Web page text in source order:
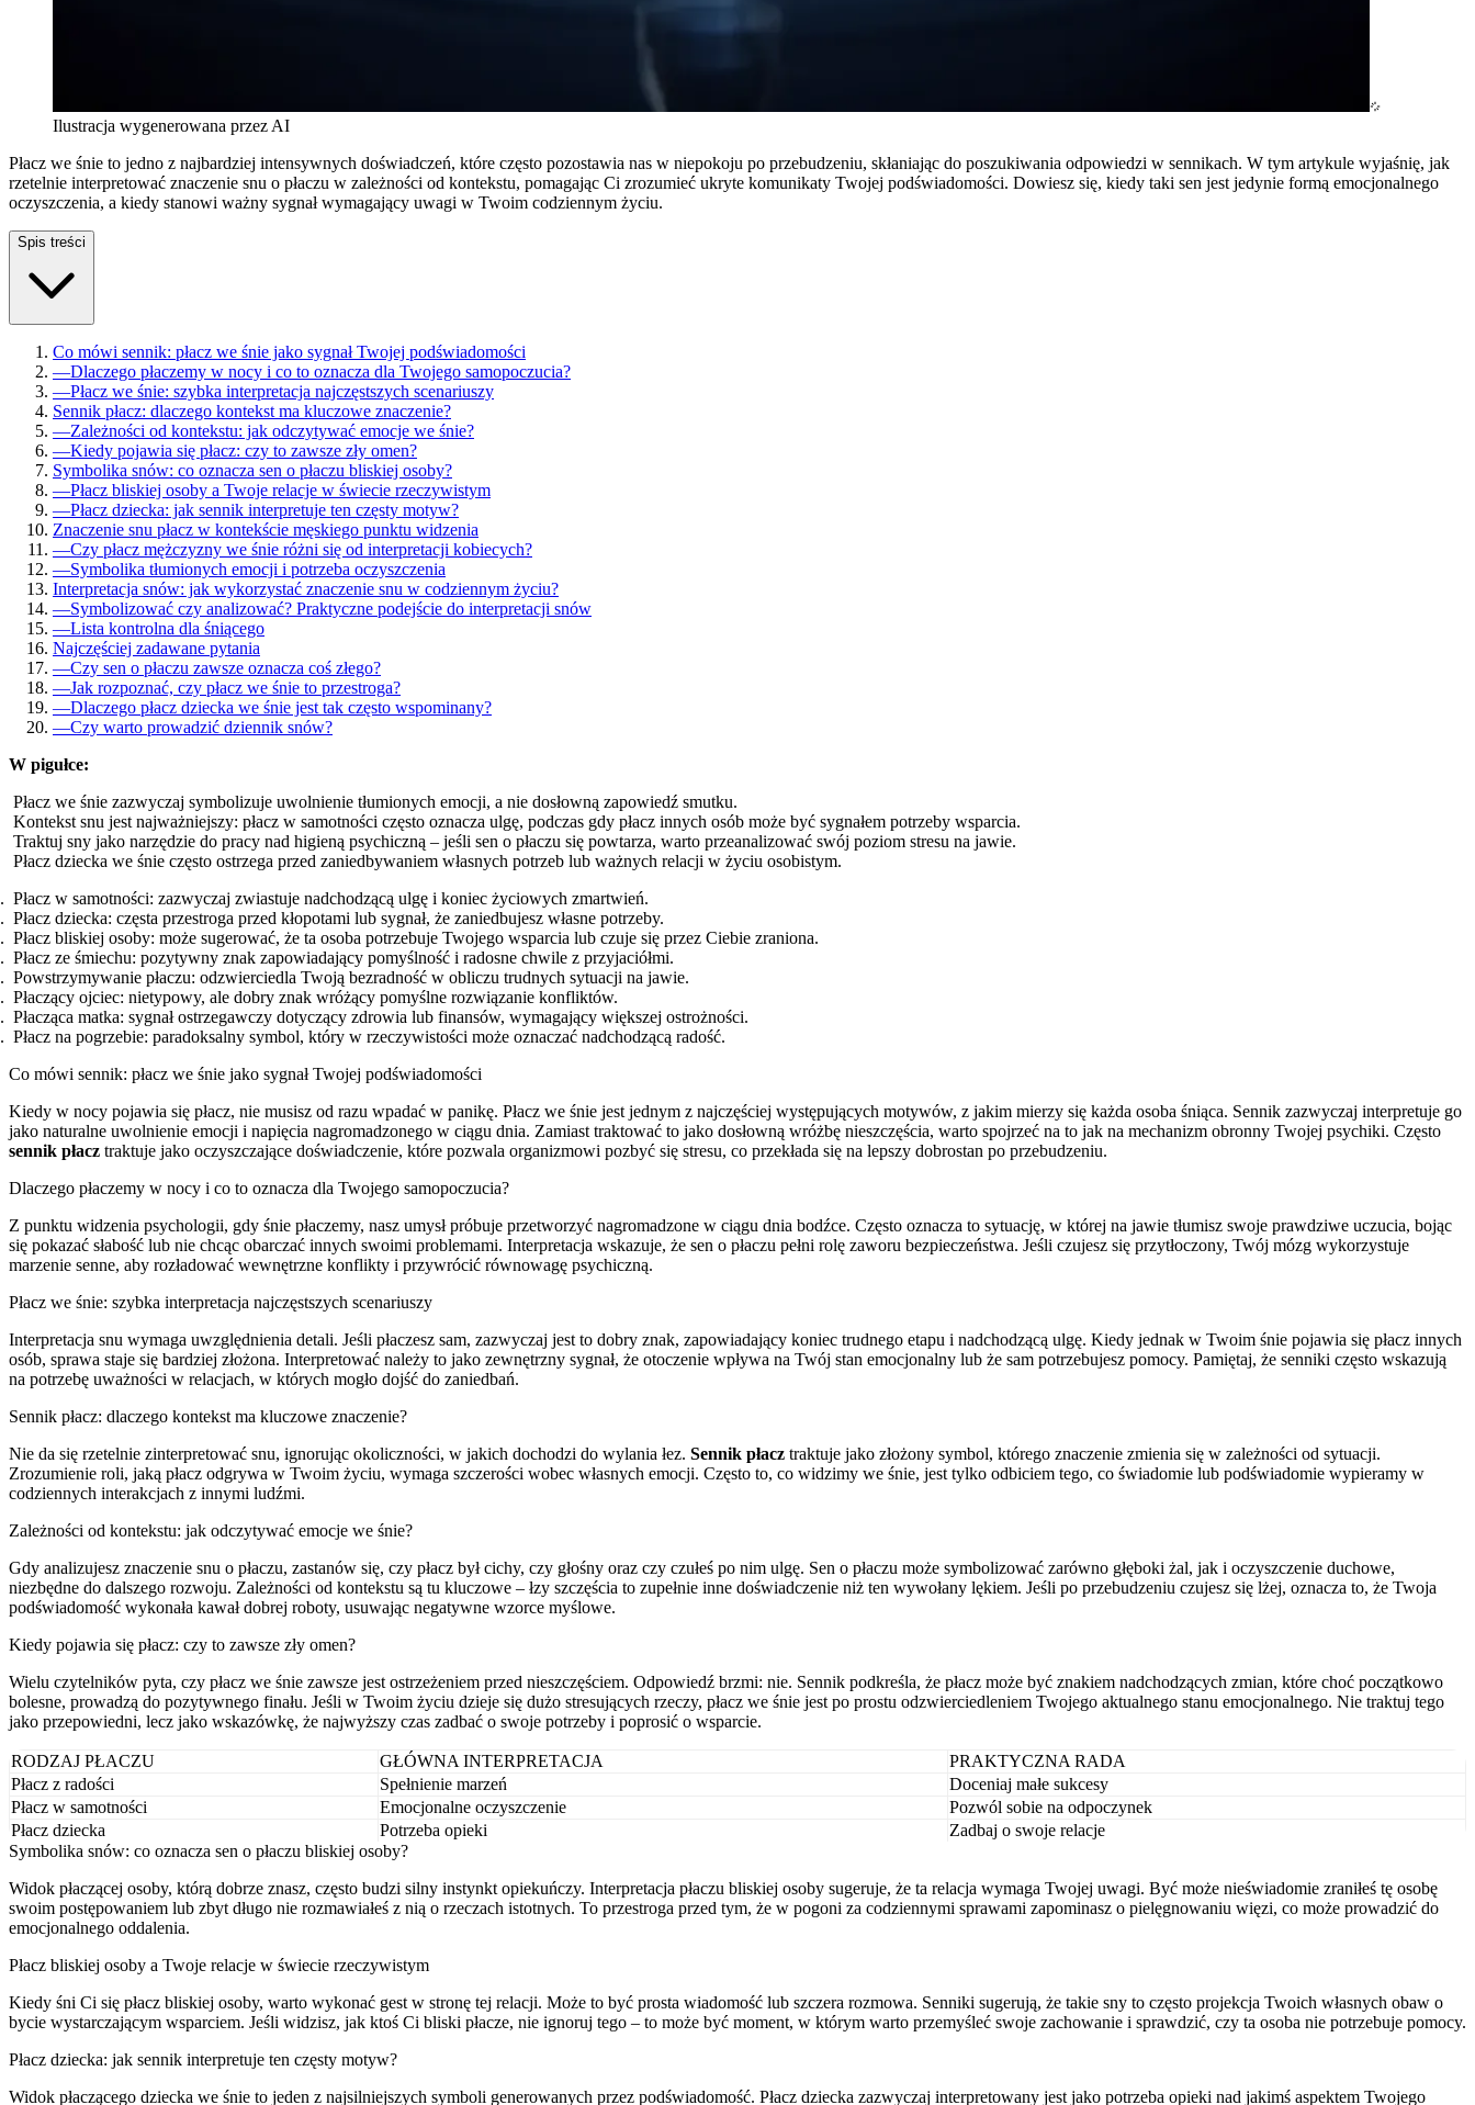
Ilustracja wygenerowana przez AI
Płacz we śnie to jedno z najbardziej intensywnych doświadczeń, które często pozostawia nas w niepokoju po przebudzeniu, skłaniając do poszukiwania odpowiedzi w sennikach. W tym artykule wyjaśnię, jak
rzetelnie interpretować znaczenie snu o płaczu w zależności od kontekstu, pomagając Ci zrozumieć ukryte komunikaty Twojej podświadomości. Dowiesz się, kiedy taki sen jest jedynie formą emocjonalnego
oczyszczenia, a kiedy stanowi ważny sygnał wymagający uwagi w Twoim codziennym życiu.
Spis treści
Co mówi sennik: płacz we śnie jako sygnał Twojej podświadomości
—Dlaczego płaczemy w nocy i co to oznacza dla Twojego samopoczucia?
—Płacz we śnie: szybka interpretacja najczęstszych scenariuszy
Sennik płacz: dlaczego kontekst ma kluczowe znaczenie?
—Zależności od kontekstu: jak odczytywać emocje we śnie?
—Kiedy pojawia się płacz: czy to zawsze zły omen?
Symbolika snów: co oznacza sen o płaczu bliskiej osoby?
—Płacz bliskiej osoby a Twoje relacje w świecie rzeczywistym
—Płacz dziecka: jak sennik interpretuje ten częsty motyw?
Znaczenie snu płacz w kontekście męskiego punktu widzenia
—Czy płacz mężczyzny we śnie różni się od interpretacji kobiecych?
—Symbolika tłumionych emocji i potrzeba oczyszczenia
Interpretacja snów: jak wykorzystać znaczenie snu w codziennym życiu?
—Symbolizować czy analizować? Praktyczne podejście do interpretacji snów
—Lista kontrolna dla śniącego
Najczęściej zadawane pytania
—Czy sen o płaczu zawsze oznacza coś złego?
—Jak rozpoznać, czy płacz we śnie to przestroga?
—Dlaczego płacz dziecka we śnie jest tak często wspominany?
—Czy warto prowadzić dziennik snów?
W pigułce:
Płacz we śnie zazwyczaj symbolizuje uwolnienie tłumionych emocji, a nie dosłowną zapowiedź smutku.
Kontekst snu jest najważniejszy: płacz w samotności często oznacza ulgę, podczas gdy płacz innych osób może być sygnałem potrzeby wsparcia.
Traktuj sny jako narzędzie do pracy nad higieną psychiczną – jeśli sen o płaczu się powtarza, warto przeanalizować swój poziom stresu na jawie.
Płacz dziecka we śnie często ostrzega przed zaniedbywaniem własnych potrzeb lub ważnych relacji w życiu osobistym.
Płacz w samotności: zazwyczaj zwiastuje nadchodzącą ulgę i koniec życiowych zmartwień.
Płacz dziecka: częsta przestroga przed kłopotami lub sygnał, że zaniedbujesz własne potrzeby.
Płacz bliskiej osoby: może sugerować, że ta osoba potrzebuje Twojego wsparcia lub czuje się przez Ciebie zraniona.
Płacz ze śmiechu: pozytywny znak zapowiadający pomyślność i radosne chwile z przyjaciółmi.
Powstrzymywanie płaczu: odzwierciedla Twoją bezradność w obliczu trudnych sytuacji na jawie.
Płaczący ojciec: nietypowy, ale dobry znak wróżący pomyślne rozwiązanie konfliktów.
Płacząca matka: sygnał ostrzegawczy dotyczący zdrowia lub finansów, wymagający większej ostrożności.
Płacz na pogrzebie: paradoksalny symbol, który w rzeczywistości może oznaczać nadchodzącą radość.
Co mówi sennik: płacz we śnie jako sygnał Twojej podświadomości
Kiedy w nocy pojawia się płacz, nie musisz od razu wpadać w panikę. Płacz we śnie jest jednym z najczęściej występujących motywów, z jakim mierzy się każda osoba śniąca. Sennik zazwyczaj interpretuje go
jako naturalne uwolnienie emocji i napięcia nagromadzonego w ciągu dnia. Zamiast traktować to jako dosłowną wróżbę nieszczęścia, warto spojrzeć na to jak na mechanizm obronny Twojej psychiki. Często
sennik płacz traktuje jako oczyszczające doświadczenie, które pozwala organizmowi pozbyć się stresu, co przekłada się na lepszy dobrostan po przebudzeniu.
Dlaczego płaczemy w nocy i co to oznacza dla Twojego samopoczucia?
Z punktu widzenia psychologii, gdy śnie płaczemy, nasz umysł próbuje przetworzyć nagromadzone w ciągu dnia bodźce. Często oznacza to sytuację, w której na jawie tłumisz swoje prawdziwe uczucia, bojąc
się pokazać słabość lub nie chcąc obarczać innych swoimi problemami. Interpretacja wskazuje, że sen o płaczu pełni rolę zaworu bezpieczeństwa. Jeśli czujesz się przytłoczony, Twój mózg wykorzystuje
marzenie senne, aby rozładować wewnętrzne konflikty i przywrócić równowagę psychiczną.
Płacz we śnie: szybka interpretacja najczęstszych scenariuszy
Interpretacja snu wymaga uwzględnienia detali. Jeśli płaczesz sam, zazwyczaj jest to dobry znak, zapowiadający koniec trudnego etapu i nadchodzącą ulgę. Kiedy jednak w Twoim śnie pojawia się płacz innych
osób, sprawa staje się bardziej złożona. Interpretować należy to jako zewnętrzny sygnał, że otoczenie wpływa na Twój stan emocjonalny lub że sam potrzebujesz pomocy. Pamiętaj, że senniki często wskazują
na potrzebę uważności w relacjach, w których mogło dojść do zaniedbań.
Sennik płacz: dlaczego kontekst ma kluczowe znaczenie?
Nie da się rzetelnie zinterpretować snu, ignorując okoliczności, w jakich dochodzi do wylania łez. Sennik płacz traktuje jako złożony symbol, którego znaczenie zmienia się w zależności od sytuacji.
Zrozumienie roli, jaką płacz odgrywa w Twoim życiu, wymaga szczerości wobec własnych emocji. Często to, co widzimy we śnie, jest tylko odbiciem tego, co świadomie lub podświadomie wypieramy w
codziennych interakcjach z innymi ludźmi.
Zależności od kontekstu: jak odczytywać emocje we śnie?
Gdy analizujesz znaczenie snu o płaczu, zastanów się, czy płacz był cichy, czy głośny oraz czy czułeś po nim ulgę. Sen o płaczu może symbolizować zarówno głęboki żal, jak i oczyszczenie duchowe,
niezbędne do dalszego rozwoju. Zależności od kontekstu są tu kluczowe – łzy szczęścia to zupełnie inne doświadczenie niż ten wywołany lękiem. Jeśli po przebudzeniu czujesz się lżej, oznacza to, że Twoja
podświadomość wykonała kawał dobrej roboty, usuwając negatywne wzorce myślowe.
Kiedy pojawia się płacz: czy to zawsze zły omen?
Wielu czytelników pyta, czy płacz we śnie zawsze jest ostrzeżeniem przed nieszczęściem. Odpowiedź brzmi: nie. Sennik podkreśla, że płacz może być znakiem nadchodzących zmian, które choć początkowo
bolesne, prowadzą do pozytywnego finału. Jeśli w Twoim życiu dzieje się dużo stresujących rzeczy, płacz we śnie jest po prostu odzwierciedleniem Twojego aktualnego stanu emocjonalnego. Nie traktuj tego
jako przepowiedni, lecz jako wskazówkę, że najwyższy czas zadbać o swoje potrzeby i poprosić o wsparcie.
RODZAJ PŁACZU GŁÓWNA INTERPRETACJA
PRAKTYCZNA RADA
Płacz z radości
Spełnienie marzeń
Doceniaj małe sukcesy
Płacz w samotności
Emocjonalne oczyszczenie
Pozwól sobie na odpoczynek
Płacz dziecka
Potrzeba opieki
Zadbaj o swoje relacje
Symbolika snów: co oznacza sen o płaczu bliskiej osoby?
Widok płaczącej osoby, którą dobrze znasz, często budzi silny instynkt opiekuńczy. Interpretacja płaczu bliskiej osoby sugeruje, że ta relacja wymaga Twojej uwagi. Być może nieświadomie zraniłeś tę osobę
swoim postępowaniem lub zbyt długo nie rozmawiałeś z nią o rzeczach istotnych. To przestroga przed tym, że w pogoni za codziennymi sprawami zapominasz o pielęgnowaniu więzi, co może prowadzić do
emocjonalnego oddalenia.
Płacz bliskiej osoby a Twoje relacje w świecie rzeczywistym
Kiedy śni Ci się płacz bliskiej osoby, warto wykonać gest w stronę tej relacji. Może to być prosta wiadomość lub szczera rozmowa. Senniki sugerują, że takie sny to często projekcja Twoich własnych obaw o
bycie wystarczającym wsparciem. Jeśli widzisz, jak ktoś Ci bliski płacze, nie ignoruj tego – to może być moment, w którym warto przemyśleć swoje zachowanie i sprawdzić, czy ta osoba nie potrzebuje pomocy.
Płacz dziecka: jak sennik interpretuje ten częsty motyw?
Widok płaczącego dziecka we śnie to jeden z najsilniejszych symboli generowanych przez podświadomość. Płacz dziecka zazwyczaj interpretowany jest jako potrzeba opieki nad jakimś aspektem Twojego